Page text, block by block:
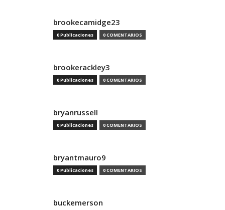
brookecamidge23
0 Publicaciones 0 COMENTARIOS
brookerackley3
0 Publicaciones 0 COMENTARIOS
bryanrussell
0 Publicaciones 0 COMENTARIOS
bryantmauro9
0 Publicaciones 0 COMENTARIOS
buckemerson